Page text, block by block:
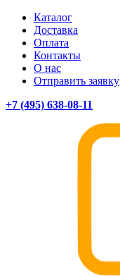
Каталог
Доставка
Оплата
Контакты
О нас
Отправить заявку
+7 (495) 638-08-11